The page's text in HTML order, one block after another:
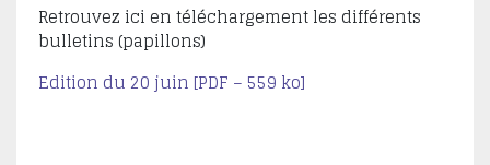
Retrouvez ici en téléchargement les différents
bulletins (papillons)
Edition du 20 juin [PDF – 559 ko]